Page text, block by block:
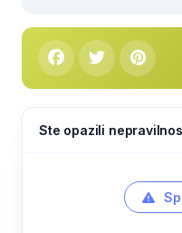
Ste opazili